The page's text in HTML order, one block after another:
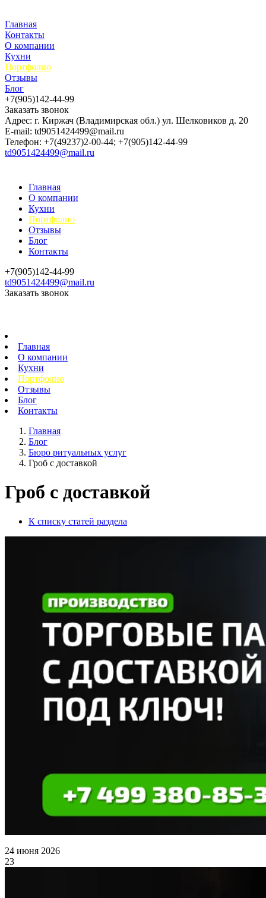
Главная
Контакты
О компании
Кухни
Портфолио
Отзывы
Блог
+7(905)142-44-99
Заказать звонок
Адрес: г. Киржач (Владимирская обл.) ул. Шелковиков д. 20
E-mail: td9051424499@mail.ru
Телефон: +7(49237)2-00-44; +7(905)142-44-99
td9051424499@mail.ru
Главная
О компании
Кухни
Портфолио
Отзывы
Блог
Контакты
+7(905)142-44-99
td9051424499@mail.ru
Заказать звонок
Главная
О компании
Кухни
Портфолио
Отзывы
Блог
Контакты
Главная
Блог
Бюро ритуальных услуг
Гроб с доставкой
Гроб с доставкой
К списку статей раздела
24 июня 2026
23